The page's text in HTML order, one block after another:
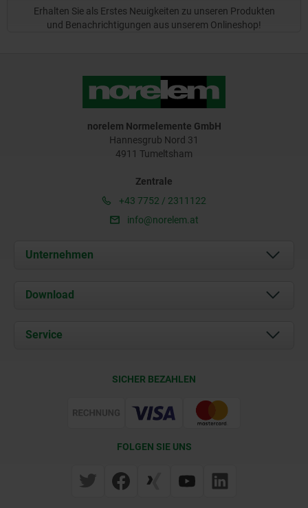
Erhalten Sie als Erstes Neuigkeiten zu unseren Produkten
und Benachrichtigungen aus unserem Onlineshop!
norelem Normelemente GmbH
Hannesgrub Nord 31
4911 Tumeltsham
Zentrale
+43 7752 / 2311122
info@norelem.at
Unternehmen
Über uns
Kontakt
Download
Dokumente
Service
SICHER BEZAHLEN
FOLGEN SIE UNS